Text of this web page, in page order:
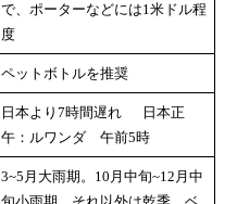
で、ポーターなどには1米ドル程
度
ペットボトルを推奨
日本より7時間遅れ 日本正
午：ルワンダ 午前5時
3~5月大雨期。10月中旬~12月中